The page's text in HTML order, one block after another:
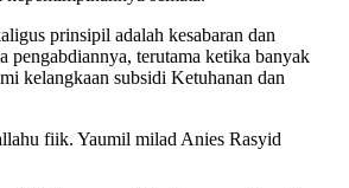
prinsipil adalah kesabaran dan
pengabdiannya, terutama ketika banyak
kelangkaan subsidi Ketuhanan dan
fiik. Yaumil milad Anies Rasyid